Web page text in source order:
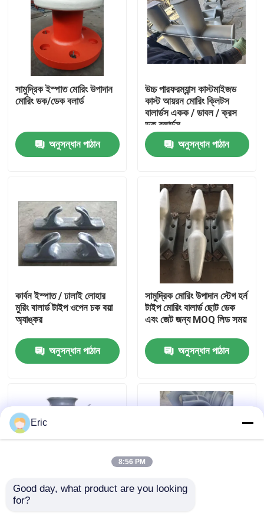
পণ্য
আমাদের সম্পর্কে
কারখানা ভ্রমণ
মান নিয়ন্ত্রণ
উদ্ধৃতির জন্য আবেদন
সামুদ্রিক দরজা
সামুদ্রিক ইস্পাত মোরিং উপাদান
মোরিং ডক/ডেক বলার্ড
অনুসন্ধান পাঠান
উচ্চ পারফরম্যান্স কাস্টমাইজড
কাস্ট আয়রন মোরিং ক্লিটস
বালার্ডস একক / ডাবল / ক্রস
ডক বলার্ডস
অনুসন্ধান পাঠান
কার্বন ইস্পাত / ঢালাই লোহার
মুরিং বালার্ড টাইপ ওপেন চক বয়া
অ্যাঙ্কর
অনুসন্ধান পাঠান
সামুদ্রিক মোরিং উপাদান স্টেগ হর্ন
টাইপ মোরিং বালার্ড ছোট ডেক
এবং জেট জন্য MOQ লিড সময়
অনুসন্ধান পাঠান
একক রোলার ফায়ারলিডস ক্লিট
Eric
8:56 PM
Good day, what product are you looking
for?